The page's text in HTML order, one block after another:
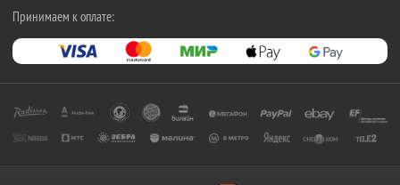
Принимаем к оплате: